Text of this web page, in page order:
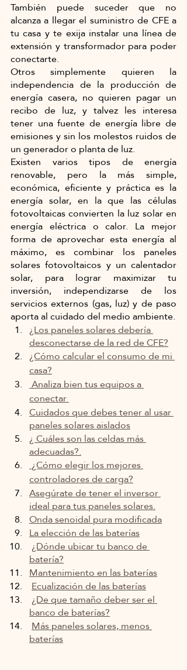
También puede suceder que no
alcanza a llegar el suministro de CFE a
tu casa y te exija instalar una línea de
extensión y transformador para poder
conectarte.
Otros simplemente quieren la
independencia de la producción de
energía casera, no quieren pagar un
recibo de luz, y talvez les interesa
tener una fuente de energía libre de
emisiones y sin los molestos ruidos de
un generador o planta de luz.
Existen varios tipos de energía
renovable, pero la más simple,
económica, eficiente y práctica es la
energía solar, en la que las células
fotovoltaicas convierten la luz solar en
energía eléctrica o calor. La mejor
forma de aprovechar esta energía al
máximo, es combinar los paneles
solares fotovoltaicos y un calentador
solar, para lograr maximizar tu
inversión, independizarse de los
servicios externos (gas, luz) y de paso
aporta al cuidado del medio ambiente.
¿Los paneles solares debería
desconectarse de la red de CFE?
¿Cómo calcular el consumo de mi
casa?
conectar
Cuidados que debes tener al usar
paneles solares aislados
¿ Cuáles son las celdas más
adecuadas?.
controladores de carga?
Asegúrate de tener el inversor
ideal para tus paneles solares.
Onda senoidal pura modificada
La elección de las baterías
¿Dónde ubicar tu banco de
batería?
Mantenimiento en las baterías
Ecualización de las baterías
¿De que tamaño deber ser el
banco de baterías?
Más paneles solares, menos
baterías